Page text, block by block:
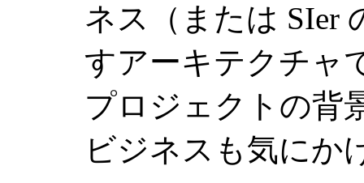
ネス（または SIer
すアーキテクチャ
プロジェクトの背
ビジネスも気にか